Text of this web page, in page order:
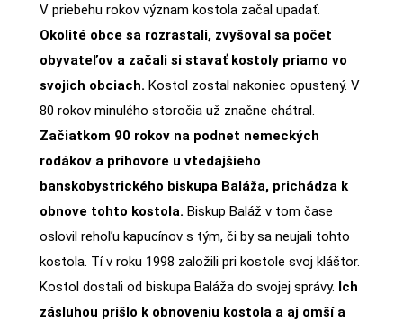
V priebehu rokov význam kostola začal upadať.
Okolité obce sa rozrastali, zvyšoval sa počet
obyvateľov a začali si stavať kostoly priamo vo
svojich obciach. Kostol zostal nakoniec opustený. V
80 rokov minulého storočia už značne chátral.
Začiatkom 90 rokov na podnet nemeckých
rodákov a príhovore u vtedajšieho
banskobystrického biskupa Baláža, prichádza k
obnove tohto kostola. Biskup Baláž v tom čase
oslovil rehoľu kapucínov s tým, či by sa neujali tohto
kostola. Tí v roku 1998 založili pri kostole svoj kláštor.
Kostol dostali od biskupa Baláža do svojej správy. Ich
zásluhou prišlo k obnoveniu kostola a aj omší a